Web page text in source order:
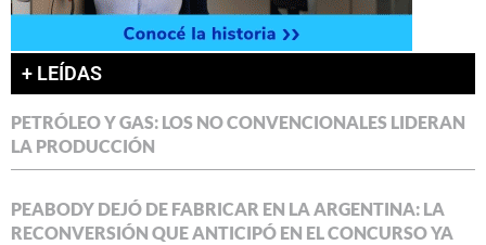
+ LEÍDAS
PETRÓLEO Y GAS: LOS NO CONVENCIONALES LIDERAN
LA PRODUCCIÓN
PEABODY DEJÓ DE FABRICAR EN LA ARGENTINA: LA
RECONVERSIÓN QUE ANTICIPÓ EN EL CONCURSO YA